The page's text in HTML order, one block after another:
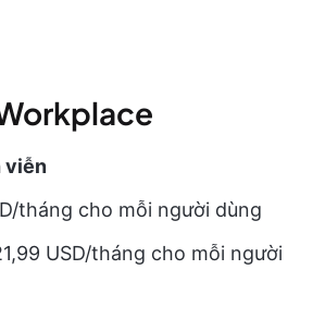
viễn
tháng cho mỗi người dùng
USD/tháng cho mỗi người